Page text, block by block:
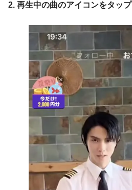
2. 再生中の曲のアイコンをタップ